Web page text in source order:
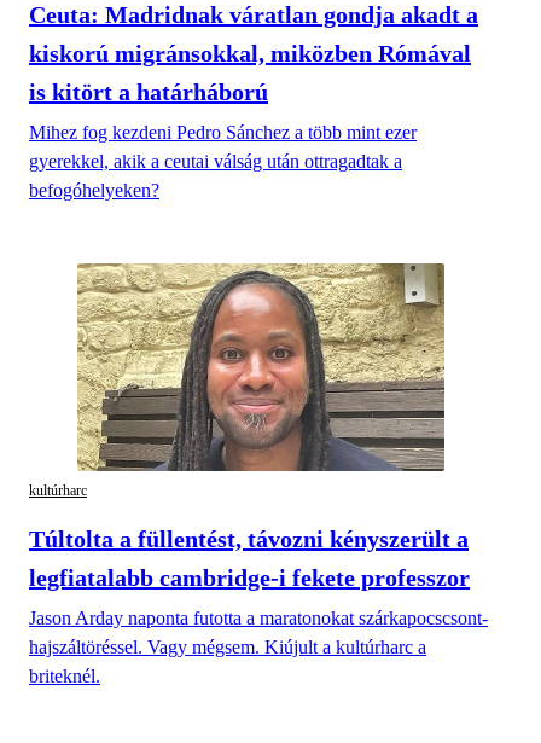
Ceuta: Madridnak váratlan gondja akadt a
kiskorú migránsokkal, miközben Rómával
is kitört a határháború
Mihez fog kezdeni Pedro Sánchez a több mint ezer
gyerekkel, akik a ceutai válság után ottragadtak a
befogóhelyeken?
kultúrharc
Túltolta a füllentést, távozni kényszerült a
legfiatalabb cambridge-i fekete professzor
Jason Arday naponta futotta a maratonokat szárkapocscsont-
hajszáltöréssel. Vagy mégsem. Kiújult a kultúrharc a
briteknél.